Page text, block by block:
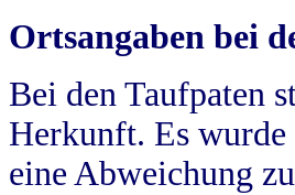
Ortsangaben bei
Bei den Taufpaten
Herkunft. Es wurde
eine Abweichung